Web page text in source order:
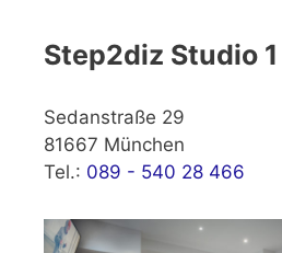
Step2diz Studio 1
Sedanstraße 29
81667 München
Tel.: 089 - 540 28 466